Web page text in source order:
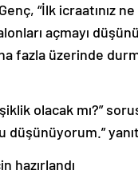
“İlk icraatınız
açmayı
fazla üzerinde
olacak mı?”
hazırlandı